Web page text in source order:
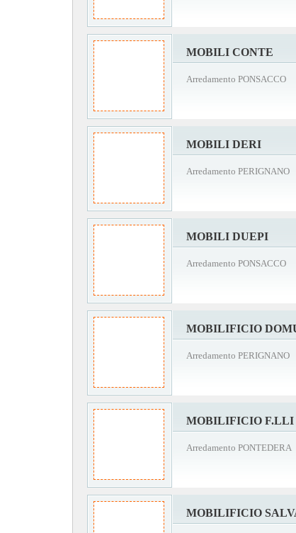
MOBILI CONTE
Arredamento PONSACCO
MOBILI DERI
Arredamento PERIGNANO
MOBILI DUEPI
Arredamento PONSACCO
MOBILIFICIO
Arredamento PERIGNANO
MOBILIFICIO F.LLI
Arredamento PONTEDERA
MOBILIFICIO